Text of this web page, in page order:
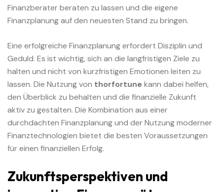
Finanzberater beraten zu lassen und die eigene
Finanzplanung auf den neuesten Stand zu bringen.
Eine erfolgreiche Finanzplanung erfordert Disziplin und
Geduld. Es ist wichtig, sich an die langfristigen Ziele zu
halten und nicht von kurzfristigen Emotionen leiten zu
lassen. Die Nutzung von thorfortune kann dabei helfen,
den Überblick zu behalten und die finanzielle Zukunft
aktiv zu gestalten. Die Kombination aus einer
durchdachten Finanzplanung und der Nutzung moderner
Finanztechnologien bietet die besten Voraussetzungen
für einen finanziellen Erfolg.
Zukunftsperspektiven und